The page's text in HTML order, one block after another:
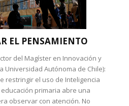
EL PENSAMIENTO
del Magíster en Innovación y
Universidad Autónoma de Chile):
restringir el uso de Inteligencia
primaria abre una
observar con atención. No